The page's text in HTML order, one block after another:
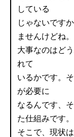
している
じゃないです
ませんけどね。
大事なのはど
れて
いるかです。
が必要に
なるんです、
た仕組みです。
そこで、現状